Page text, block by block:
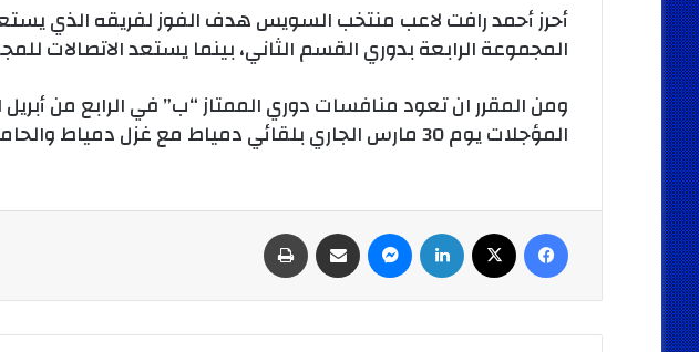
أحرز أحمد رافت لاعب منتخب السويس هدف الفوز لفريقه الذي
المجموعة الرابعة بدوري القسم الثاني، بينما يستعد الاتصالات
ومن المقرر ان تعود منافسات دوري الممتاز “ب” في الرابع من أبريل
المؤجلات يوم 30 مارس الجاري بلقائي دمياط مع غزل دمياط والحامول مع بلدية المحلة.
فيسبوك لينكدإن ماسنجر مشاركة عبر البريد